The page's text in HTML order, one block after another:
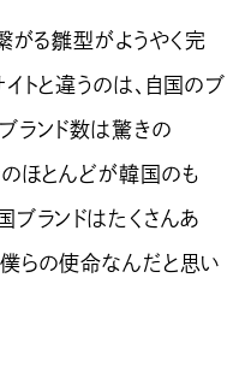
る雛型がようやく完
トと違うのは、自国のブ
ランド数は驚きの
ほとんどが韓国のも
ブランドはたくさんあ
らの使命なんだと思い